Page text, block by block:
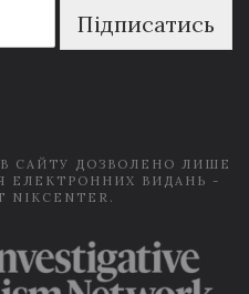
Підписатись
САЙТУ ДОЗВОЛЕНО ЛИШЕ
ЕЛЕКТРОННИХ ВИДАНЬ -